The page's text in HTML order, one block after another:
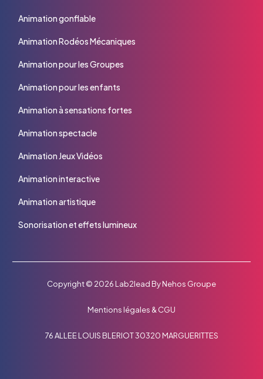
Animation gonflable
Animation Rodéos Mécaniques
Animation pour les Groupes
Animation pour les enfants
Animation à sensations fortes
Animation spectacle
Animation Jeux Vidéos
Animation interactive
Animation artistique
Sonorisation et effets lumineux
Copyright © 2026 Lab2lead ByNehos Groupe
Mentions légales &CGU
76 ALLEE LOUIS BLERIOT 30320 MARGUERITTES